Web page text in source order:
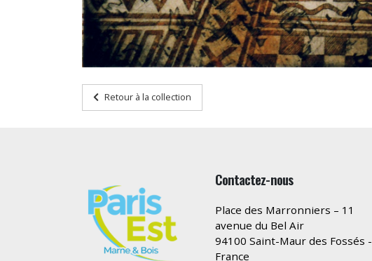
Retour à la collection
Contactez-nous
Place des Marronniers – 11
avenue du Bel Air
94100 Saint-Maur des Fossés -
France